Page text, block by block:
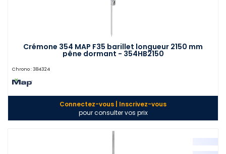
Crémone 354 MAP F35 barillet longueur 2150 mm
pêne dormant - 354HB2150
Chrono : 384324
Connectez-vous | Inscrivez-vous
pour consulter vos prix